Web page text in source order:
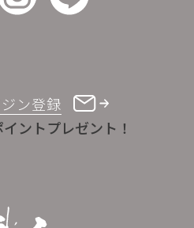
ン登録
ントプレゼント！